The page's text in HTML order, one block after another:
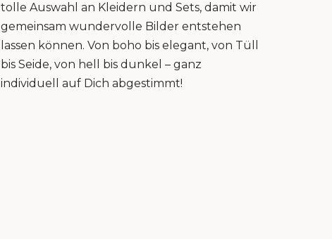
tolle Auswahl an Kleidern und Sets, damit wir
gemeinsam wundervolle Bilder entstehen
lassen können. Von boho bis elegant, von Tüll
bis Seide, von hell bis dunkel – ganz
individuell auf Dich abgestimmt!